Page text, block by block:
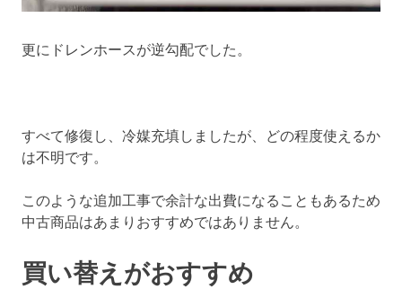
更にドレンホースが逆勾配でした。
すべて修復し、冷媒充填しましたが、どの程度使えるか
は不明です。
このような追加工事で余計な出費になることもあるため
中古商品はあまりおすすめではありません。
買い替えがおすすめ